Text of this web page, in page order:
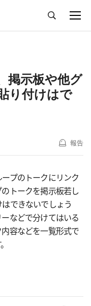
掲示板や他グ
り付けはで
報告
プのトークにリンク
トークを掲示板若し
できないでしょう
などで分けてはいる
容などを一覧形式で